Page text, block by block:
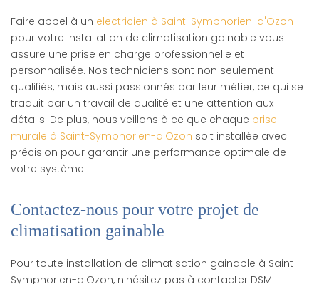
Faire appel à un electricien à Saint-Symphorien-d'Ozon
pour votre installation de climatisation gainable vous
assure une prise en charge professionnelle et
personnalisée. Nos techniciens sont non seulement
qualifiés, mais aussi passionnés par leur métier, ce qui se
traduit par un travail de qualité et une attention aux
détails. De plus, nous veillons à ce que chaque prise
murale à Saint-Symphorien-d'Ozon soit installée avec
précision pour garantir une performance optimale de
votre système.
Contactez-nous pour votre projet de
climatisation gainable
Pour toute installation de climatisation gainable à Saint-
Symphorien-d'Ozon, n'hésitez pas à contacter DSM